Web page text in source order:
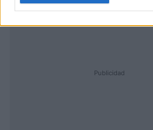
Publicidad